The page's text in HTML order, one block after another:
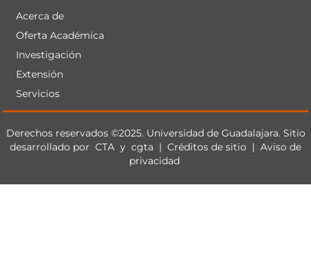
Menú
principal
Acerca de
Oferta Académica
Investigación
Extensión
Servicios
Derechos
Derechos reservados ©2025. Universidad de Guadalajara. Sitio
desarrollado por CTA y cgta | Créditos de sitio | Aviso de
privacidad